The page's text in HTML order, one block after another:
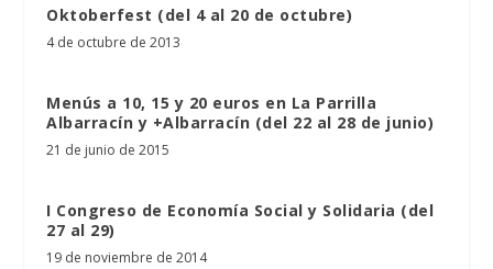
Oktoberfest (del 4 al 20 de octubre)
4 de octubre de 2013
Menús a 10, 15 y 20 euros en La Parrilla
Albarracín y +Albarracín (del 22 al 28 de junio)
21 de junio de 2015
I Congreso de Economía Social y Solidaria (del
27 al 29)
19 de noviembre de 2014